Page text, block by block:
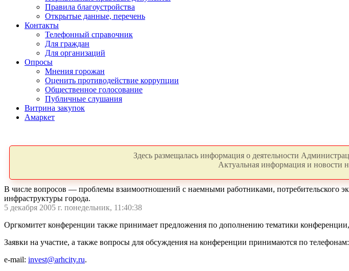
Правила благоустройства
Открытые данные, перечень
Контакты
Телефонный справочник
Для граждан
Для организаций
Опросы
Мнения горожан
Оценить противодействие коррупции
Общественное голосование
Публичные слушания
Витрина закупок
Амаркет
Здесь размещалась информация о деятельности
Актуальная информация и новости
В числе вопросов — проблемы взаимоотношений с наемными работниками, потребительского
инфраструктуры города.
5 декабря 2005 г. понедельник, 11:40:38
Оргкомитет конференции также принимает предложения по дополнению тематики
Заявки на участие, а также вопросы для обсуждения на конференции принимаются по
e-mail: invest@arhcity.ru.